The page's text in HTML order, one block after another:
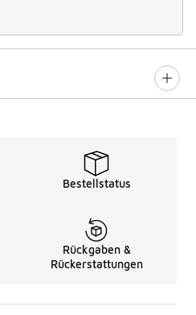
Bestellstatus
Rückgaben &
Rückerstattungen